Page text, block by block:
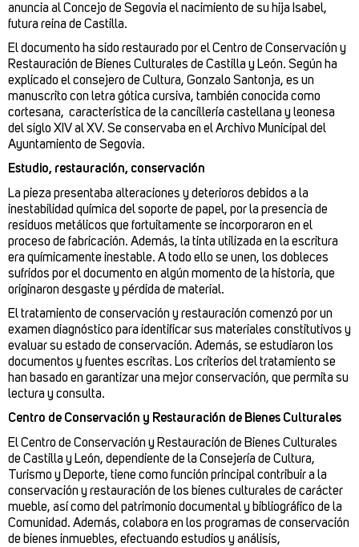
anuncia al Concejo de Segovia el nacimiento de su hija Isabel,
futura reina de Castilla.
El documento ha sido restaurado por el Centro de Conservación y
Restauración de Bienes Culturales de Castilla y León. Según ha
explicado el consejero de Cultura, Gonzalo Santonja, es un
manuscrito con letra gótica cursiva, también conocida como
cortesana, característica de la cancillería castellana y leonesa
del siglo XIV al XV. Se conservaba en el Archivo Municipal del
Ayuntamiento de Segovia.
Estudio, restauración, conservación
La pieza presentaba alteraciones y deterioros debidos a la
inestabilidad química del soporte de papel, por la presencia de
residuos metálicos que fortuitamente se incorporaron en el
proceso de fabricación. Además, la tinta utilizada en la escritura
era químicamente inestable. A todo ello se unen, los dobleces
sufridos por el documento en algún momento de la historia, que
originaron desgaste y pérdida de material.
El tratamiento de conservación y restauración comenzó por un
examen diagnóstico para identificar sus materiales constitutivos y
evaluar su estado de conservación. Además, se estudiaron los
documentos y fuentes escritas. Los criterios del tratamiento se
han basado en garantizar una mejor conservación, que permita su
lectura y consulta.
Centro de Conservación y Restauración de Bienes Culturales
El Centro de Conservación y Restauración de Bienes Culturales
de Castilla y León, dependiente de la Consejería de Cultura,
Turismo y Deporte, tiene como función principal contribuir a la
conservación y restauración de los bienes culturales de carácter
mueble, así como del patrimonio documental y bibliográfico de la
Comunidad. Además, colabora en los programas de conservación
de bienes inmuebles, efectuando estudios y análisis,